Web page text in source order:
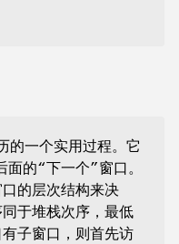
的一个实用过程。它
面的“下一个”窗口。
的层次结构来决
于堆栈次序，最低
子窗口，则首先访